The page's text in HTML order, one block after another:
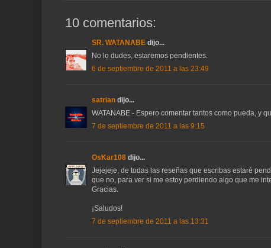
10 comentarios:
SR. WATANABE dijo...
No lo dudes, estaremos pendientes.
6 de septiembre de 2011 a las 23:49
satrian dijo...
WATANABE - Espero comentar tantos como pueda, y
7 de septiembre de 2011 a las 9:15
OsKar108 dijo...
Jejejeje, de todas las reseñas que escribas estaré
que no, para ver si me estoy perdiendo algo que me
Gracias.
¡Saludos!
7 de septiembre de 2011 a las 13:31